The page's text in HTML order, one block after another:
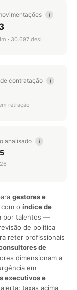
i
· 30.697 desl
contratação i
retração
analisado i
gestores e
o índice de
por talentos —
de política
reter profissionais
de
dimensionam a
em
executivos e
taxas acima